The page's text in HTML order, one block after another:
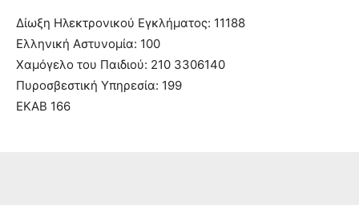
Δίωξη Ηλεκτρονικού Εγκλήματος: 11188
Ελληνική Αστυνομία: 100
Χαμόγελο του Παιδιού: 210 3306140
Πυροσβεστική Υπηρεσία: 199
ΕΚΑΒ 166